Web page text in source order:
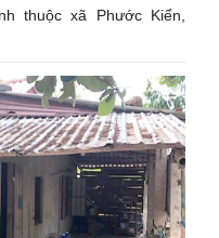
thuộc xã Phước Kiển,